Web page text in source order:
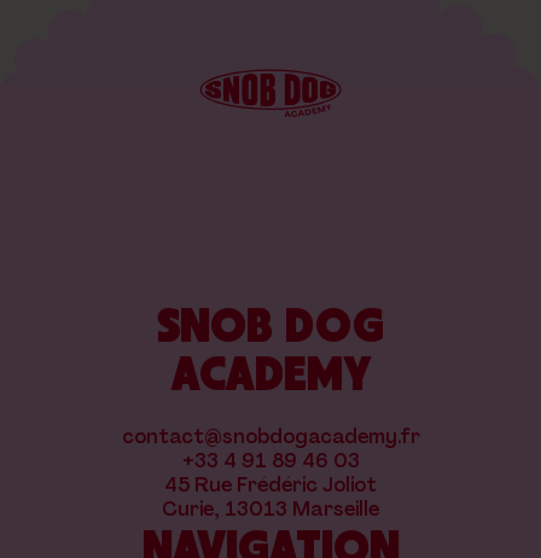
SNOB DOG
ACADEMY
contact@snobdogacademy.fr
+33 4 91 89 46 03
45 Rue Frédéric Joliot
Curie, 13013 Marseille
NAVIGATION